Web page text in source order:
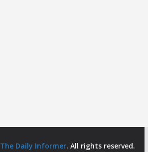
The Daily Informer. All rights reserved.